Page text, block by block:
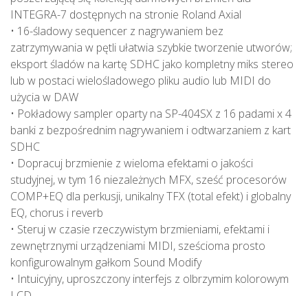
INTEGRA-7 dostępnych na stronie Roland Axial
• 16-śladowy sequencer z nagrywaniem bez
zatrzymywania w pętli ułatwia szybkie tworzenie utworów;
eksport śladów na kartę SDHC jako kompletny miks stereo
lub w postaci wielośladowego pliku audio lub MIDI do
użycia w DAW
• Pokładowy sampler oparty na SP-404SX z 16 padami x 4
banki z bezpośrednim nagrywaniem i odtwarzaniem z kart
SDHC
• Dopracuj brzmienie z wieloma efektami o jakości
studyjnej, w tym 16 niezależnych MFX, sześć procesorów
COMP+EQ dla perkusji, unikalny TFX (total efekt) i globalny
EQ, chorus i reverb
• Steruj w czasie rzeczywistym brzmieniami, efektami i
zewnętrznymi urządzeniami MIDI, sześcioma prosto
konfigurowalnym gałkom Sound Modify
• Intuicyjny, uproszczony interfejs z olbrzymim kolorowym